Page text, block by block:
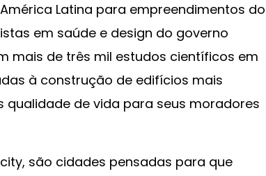
Latina para empreendimentos do
em saúde e design do governo
mais de três mil estudos científicos em
à construção de edifícios mais
qualidade de vida para seus moradores
são cidades pensadas para que